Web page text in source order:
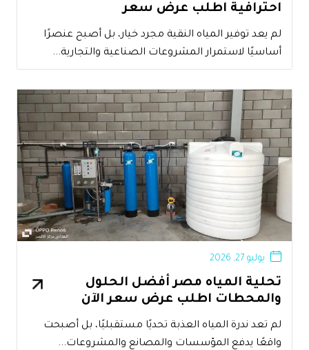
احترافية اطلب عرض سعر
لم يعد توفير المياه النقية مجرد خيار، بل أصبح عنصرًا
أساسيًا لاستمرار المشروعات الصناعية والتجارية...
تحلية المياه مصر أفضل الحلول
والمحطات اطلب عرض سعر الآن
يوليو 27, 2026
لم تعد ندرة المياه العذبة تحديًا مستقبليًا، بل أصبحت
واقعًا يدفع المؤسسات والمصانع والمشروعات...